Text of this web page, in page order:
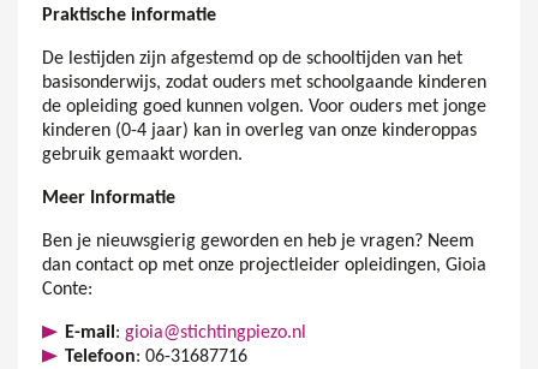
Praktische informatie
De lestijden zijn afgestemd op de schooltijden van het
basisonderwijs, zodat ouders met schoolgaande kinderen
de opleiding goed kunnen volgen. Voor ouders met jonge
kinderen (0-4 jaar) kan in overleg van onze kinderoppas
gebruik gemaakt worden.
Meer Informatie
Ben je nieuwsgierig geworden en heb je vragen? Neem
dan contact op met onze projectleider opleidingen, Gioia
Conte:
E-mail :gioia@stichtingpiezo.nl
Telefoon: 06-31687716